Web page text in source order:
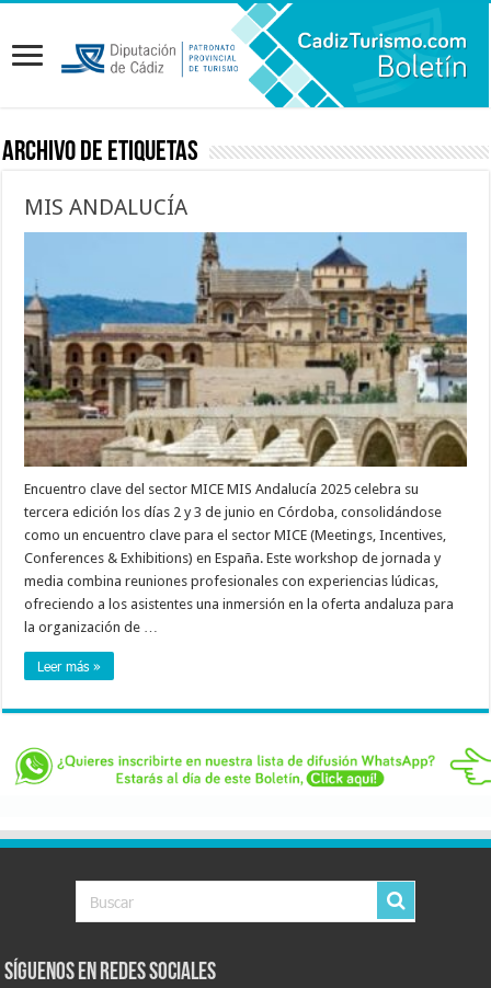
Archivo de etiquetas
MIS ANDALUCÍA
Encuentro clave del sector MICE MIS Andalucía 2025 celebra su
tercera edición los días 2 y 3 de junio en Córdoba, consolidándose
como un encuentro clave para el sector MICE (Meetings, Incentives,
Conferences & Exhibitions) en España. Este workshop de jornada y
media combina reuniones profesionales con experiencias lúdicas,
ofreciendo a los asistentes una inmersión en la oferta andaluza para
la organización de …
Leer más »
Síguenos en Redes Sociales